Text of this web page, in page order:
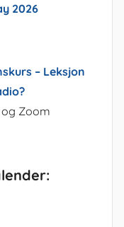
2026
– Leksjon
og Zoom